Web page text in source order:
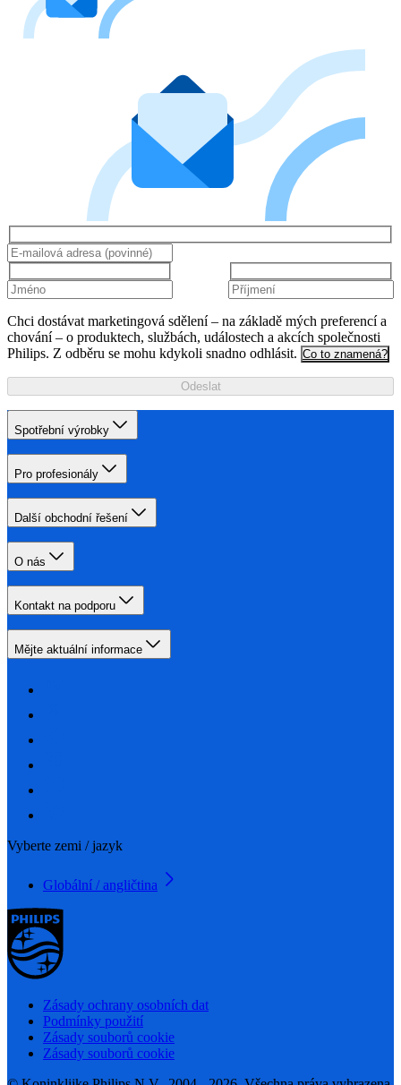
Chci dostávat marketingová sdělení – na základě mých preferencí a
chování – o produktech, službách, událostech a akcích společnosti
Philips. Z odběru se mohu kdykoli snadno odhlásit. Co to znamená?
Odeslat
Spotřební výrobky
Pro profesionály
Další obchodní řešení
O nás
Kontakt na podporu
Mějte aktuální informace
Vyberte zemi / jazyk
Globální / angličtina
Zásady ochrany osobních dat
Podmínky použití
Zásady souborů cookie
Zásady souborů cookie